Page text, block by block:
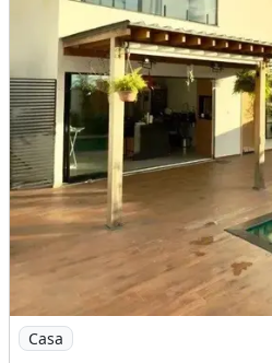
Imagem: Sobrado para
Casa